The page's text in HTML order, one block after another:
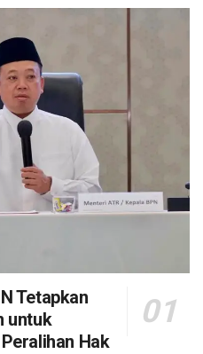
Tetapkan
untuk
Hak